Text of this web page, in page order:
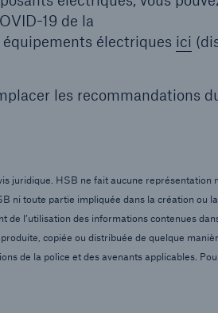
19 de la
électriques ici
les recommandations
juridique. HSB ne fait aucune représentation
ni toute partie impliquée dans la création ou
l’utilisation des informations contenues
copiée ou distribuée de quelque
de la police et des avenants applicables.